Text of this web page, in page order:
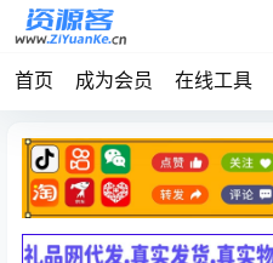
首页 成为会员 在线工具